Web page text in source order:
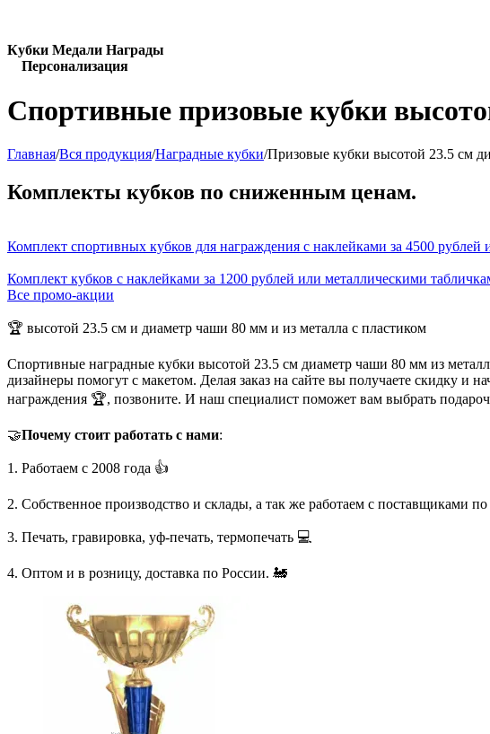
Кубки Медали Награды
Персонализация
Спортивные призовые кубки
Главная/Вся продукция/Наградные кубки/Призовые кубки высотой 23.5 см
Комплекты кубков по сниженным ценам.
Комплект спортивных кубков для награждения с наклейками за 4500 рублей
Комплект кубков с наклейками за 1200 рублей или металлическими
Все промо-акции
🏆 высотой 23.5 см и диаметр чаши 80 мм и из металла с пластиком
Спортивные наградные кубки высотой 23.5 см диаметр чаши 80 мм из
дизайнеры помогут с макетом. Делая заказ на сайте вы получаете скидку
награждения 🏆, позвоните. И наш специалист поможет вам выбрать
🤝Почему стоит работать с нами:
1. Работаем с 2008 года 👍
2. Собственное производство и склады, а так же работаем с поставщиками
3. Печать, гравировка, уф-печать, термопечать 💻
4. Оптом и в розницу, доставка по России. 🚂